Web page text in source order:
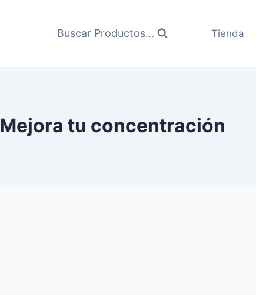
Buscar Productos... Tienda
Mejora tu concentración